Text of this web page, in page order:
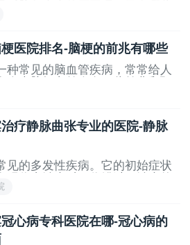
痛呢？本文将为您介绍后脑勺疼
医院排名-脑梗的前兆有哪些
种常见的脑血管疾病，常常给人
取措施对预防和治疗至关重要。
治疗静脉曲张专业的医院-静脉
的多发性疾病。它的初始症状
从静脉曲张的症状中更深入地了
冠心病专科医院在哪-冠心病的